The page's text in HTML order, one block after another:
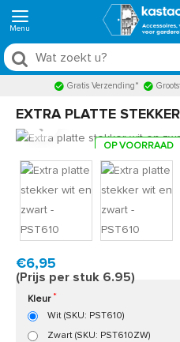
Gratis Verzending*
EXTRA PLATTE
OP VOORRAAD
Snel in huis, 1 á 2 werkdagen
€6,95
(Prijs per stuk 6.95)
Kleur
Wit (SKU: PST610)
Zwart (SKU: PST610ZW)